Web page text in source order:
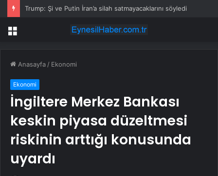
Trump: Şi ve Putin İran’a silah satmayacaklarını söyledi
Menü
Anasayfa / Ekonomi
Ekonomi
İngiltere Merkez Bankası
keskin piyasa düzeltmesi
riskinin arttığı konusunda
uyardı